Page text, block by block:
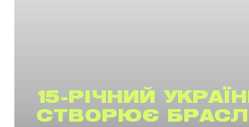
15-РІЧНИЙ
СТВОРЮЄ